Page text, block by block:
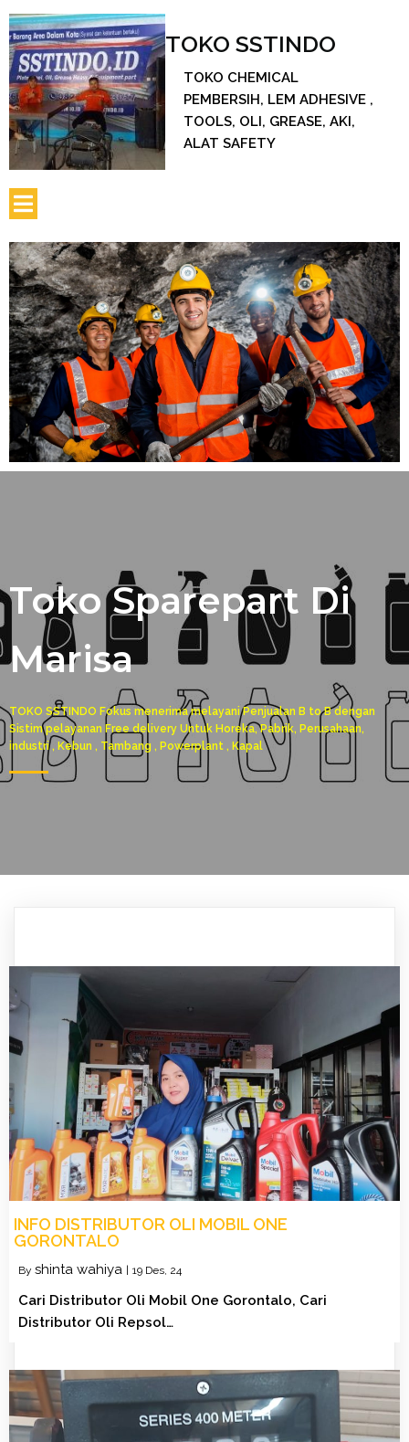
TOKO SSTINDO
TOKO CHEMICAL
PEMBERSIH, LEM ADHESIVE ,
TOOLS, OLI, GREASE, AKI,
ALAT SAFETY
Toko Sparepart Di
Marisa
TOKO SSTINDO Fokus menerima melayani Penjualan B to B dengan
Sistim pelayanan Free delivery Untuk Horeka, Pabrik, Perusahaan,
industri , Kebun , Tambang , Powerplant , Kapal
INFO DISTRIBUTOR OLI MOBIL ONE
GORONTALO
By shinta wahiya | 19 Des, 24
Cari Distributor Oli Mobil One Gorontalo, Cari
Distributor Oli Repsol…